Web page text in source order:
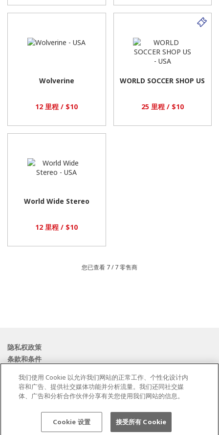
Wolverine
12 里程 / $10
WORLD SOCCER SHOP US
25 里程 / $10
World Wide Stereo
12 里程 / $10
您已查看 7 /7零售商
隐私权政策
条款和条件
联系我们
Valuedynamx提供技术支援
© ASIANA AIRLINES. 保留所有权利。
我们使用 Cookie 以允许我们网站的正常工作、个性化设计内
容和广告、提供社交媒体功能并分析流量。我们还同社交媒
体、广告和分析合作伙伴分享有关您使用我们网站的信息。
Cookie 设置 接受所有 Cookie